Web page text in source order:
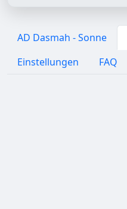
AD Dasmah - Sonne
Einstellungen
FAQ